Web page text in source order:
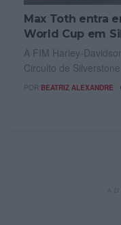
Max Toth entra
World Cup em
A FIM Harley-
Circuito de
POR BEATRIZ ALEXANDRE